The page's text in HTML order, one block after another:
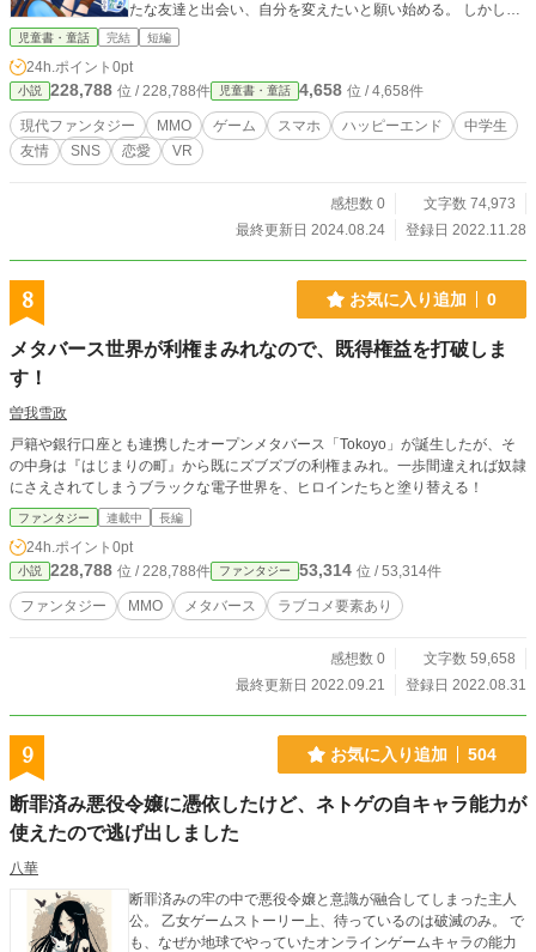
たな友達と出会い、自分を変えたいと願い始める。 しかし、
そんなゲーム世界にもウイルスの脅威が迫り……。 ファンタ
とドラゴンの炎舞う、七色に輝く大龍のエンディング。 現代
に生きる少年少女の、優しい成長物語です。 ※こちらは、小
学校高学年から中学生を読者に想定した内容となっていま
す。 難しめの漢字は開き気味です。 子ども達の知ってい
る単語には説明が出ません。 逆に大人は普通に知っている
児童書・童話 完結 短編
24h.ポイント 0pt
小説 228,788 位 / 228,788件 児童書・童話 4,658 位 / 4,658件
現代ファンタジー MMO ゲーム スマホ ハッピーエンド
中学生
友情
SNS 恋愛 VR
感想数 0
文字数 74,973
最終更新日 2024.08.24
登録日 2022.11.28
8 お気に入り追加 0
メタバース世界が利権まみれなので、既得権益を打破しま
す！
曽我雪政
戸籍や銀行口座とも連携したオープンメタバース「Tokoyo」が誕生したが、そ
の中身は『はじまりの町』から既にズブズブの利権まみれ。一歩間違えれば奴隷
にさえされてしまうブラックな電子世界を、ヒロインたちと塗り替える！
ファンタジー 連載中 長編
24h.ポイント 0pt
小説 228,788 位 / 228,788件 ファンタジー 53,314 位 / 53,314件
ファンタジー MMO メタバース ラブコメ要素あり
感想数 0
文字数 59,658
最終更新日 2022.09.21
登録日 2022.08.31
9 お気に入り追加 504
断罪済み悪役令嬢に憑依したけど、ネトゲの自キャラ能力が
使えたので逃げ出しました
八華
断罪済みの牢の中で悪役令嬢と意識が融合してしまった主人
公。 乙女ゲームストーリー上、待っているのは破滅のみ。 で
も、なぜか地球でやっていたオンラインゲームキャラの能力